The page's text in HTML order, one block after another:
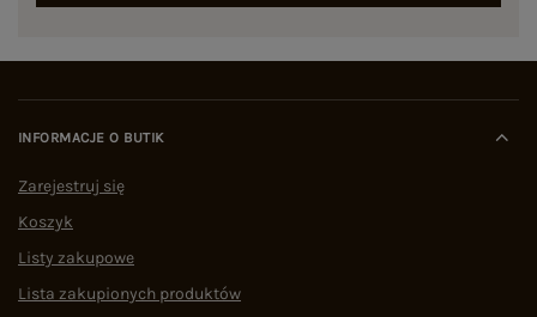
INFORMACJE O BUTIK
Zarejestruj się
Koszyk
Listy zakupowe
Lista zakupionych produktów